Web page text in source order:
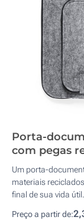
Porta-
com pegas
Um porta-
materiais
final de sua vida útil.
Preço a partir de: